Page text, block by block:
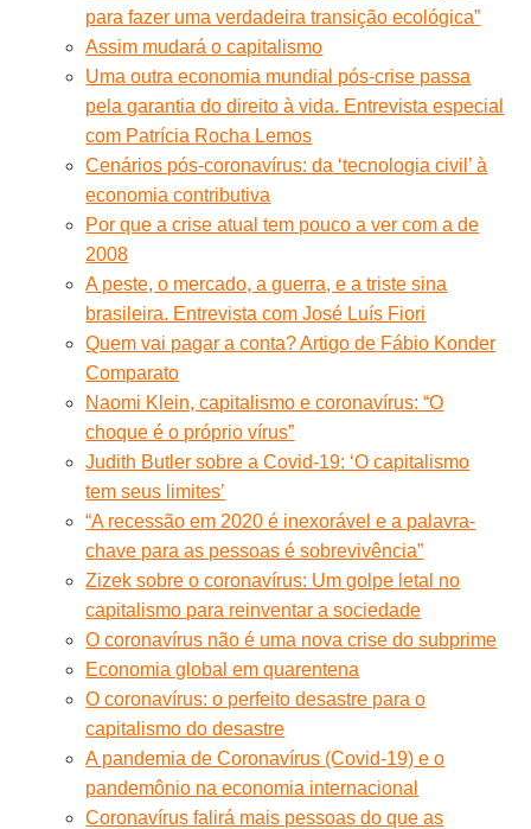
para fazer uma verdadeira transição ecológica”
Assim mudará o capitalismo
Uma outra economia mundial pós-crise passa
pela garantia do direito à vida. Entrevista especial
com Patrícia Rocha Lemos
Cenários pós-coronavírus: da ‘tecnologia civil’ à
economia contributiva
Por que a crise atual tem pouco a ver com a de
2008
A peste, o mercado, a guerra, e a triste sina
brasileira. Entrevista com José Luís Fiori
Quem vai pagar a conta? Artigo de Fábio Konder
Comparato
Naomi Klein, capitalismo e coronavírus: “O
choque é o próprio vírus”
Judith Butler sobre a Covid-19: ‘O capitalismo
tem seus limites’
“A recessão em 2020 é inexorável e a palavra-
chave para as pessoas é sobrevivência”
Zizek sobre o coronavírus: Um golpe letal no
capitalismo para reinventar a sociedade
O coronavírus não é uma nova crise do subprime
Economia global em quarentena
O coronavírus: o perfeito desastre para o
capitalismo do desastre
A pandemia de Coronavírus (Covid-19) e o
pandemônio na economia internacional
Coronavírus falirá mais pessoas do que as